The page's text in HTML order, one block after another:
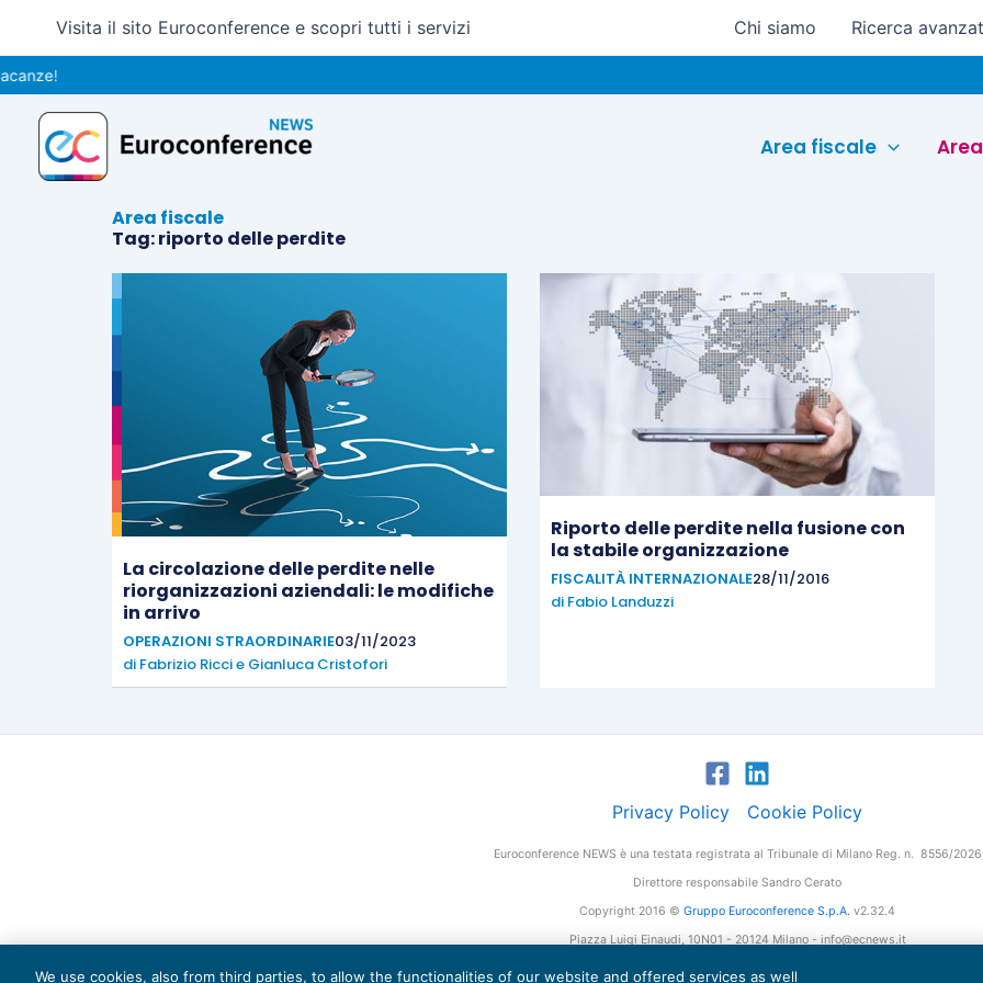
contenuto
Visita il sito Euroconference e scopri tutti i servizi Chi siamo Ricerca
Area fiscale
Area fiscale
Tag: riporto delle perdite
La circolazione delle perdite nelle
riorganizzazioni aziendali: le modifiche
in arrivo
OPERAZIONI STRAORDINARIE03/11/2023
di Fabrizio Riccie Gianluca Cristofori
Riporto delle perdite nella fusione con
la stabile organizzazione
FISCALITÀ INTERNAZIONALE28/11/2016
di Fabio Landuzzi
Privacy Policy Cookie Policy
Euroconference NEWS è una testata registrata al Tribunale di Milano Reg. n. 8556/2026
Direttore responsabile Sandro Cerato
Copyright 2016 © Gruppo Euroconference S.p.A. v2.32.4
Piazza Luigi Einaudi, 10N01 - 20124 Milano - info@ecnews.it
Capitale Sociale € 300.000,00 i.v. C.F. P.IVA Iscrizione Registro Imprese di Milano
We use cookies, also from third parties, to allow the functionalities of our website and offered services as well